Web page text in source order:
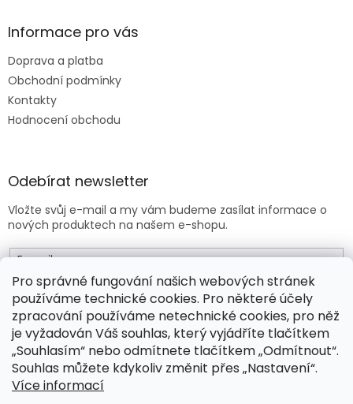
Pro správné fungování našich webových stránek
používáme technické cookies. Pro některé účely
zpracování používáme netechnické cookies, pro něž
je vyžadován Váš souhlas, který vyjádříte tlačítkem
„Souhlasím“ nebo odmítnete tlačítkem „Odmítnout“.
Souhlas můžete kdykoliv změnit přes „Nastavení“.
Více informací
Informace pro vás
Doprava a platba
Obchodní podmínky
Kontakty
Hodnocení obchodu
Odebírat newsletter
Vložte svůj e-mail a my vám budeme zasílat informace o
nových produktech na našem e-shopu.
E-mail
Vložením e-mailu souhlasíte sobchodními podmínkami .
PŘIHLÁSIT SE